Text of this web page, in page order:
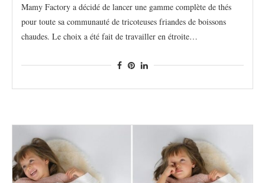
Mamy Factory a décidé de lancer une gamme complète de thés
pour toute sa communauté de tricoteuses friandes de boissons
chaudes. Le choix a été fait de travailler en étroite…